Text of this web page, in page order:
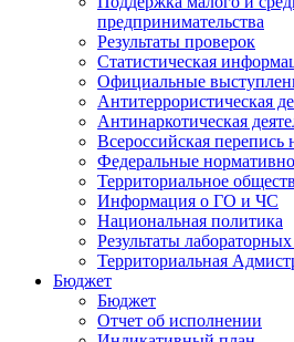
предпринимательства
Результаты проверок
Статистическая
Официальные
Антитеррористическая
Антинаркотическая
Всероссийская перепись
Федеральные
Территориальное
Информация о ГО и ЧС
Национальная политика
Результаты
Территориальная
Бюджет
Бюджет
Отчет об исполнении